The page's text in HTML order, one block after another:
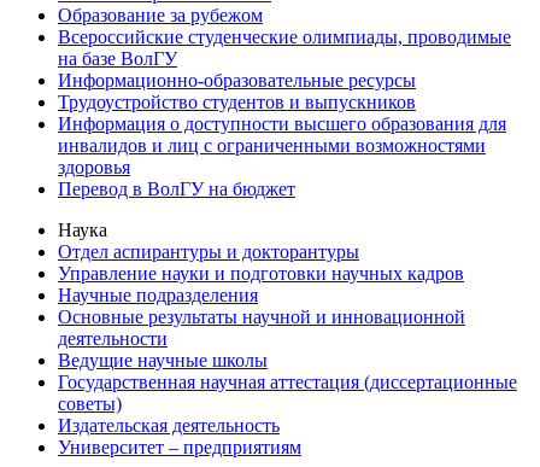
Образование за рубежом
Всероссийские студенческие олимпиады, проводимые
на базе ВолГУ
Информационно-образовательные ресурсы
Трудоустройство студентов и выпускников
Информация о доступности высшего образования для
инвалидов и лиц с ограниченными возможностями
здоровья
Перевод в ВолГУ на бюджет
Наука
Отдел аспирантуры и докторантуры
Управление науки и подготовки научных кадров
Научные подразделения
Основные результаты научной и инновационной
деятельности
Ведущие научные школы
Государственная научная аттестация (диссертационные
советы)
Издательская деятельность
Университет – предприятиям